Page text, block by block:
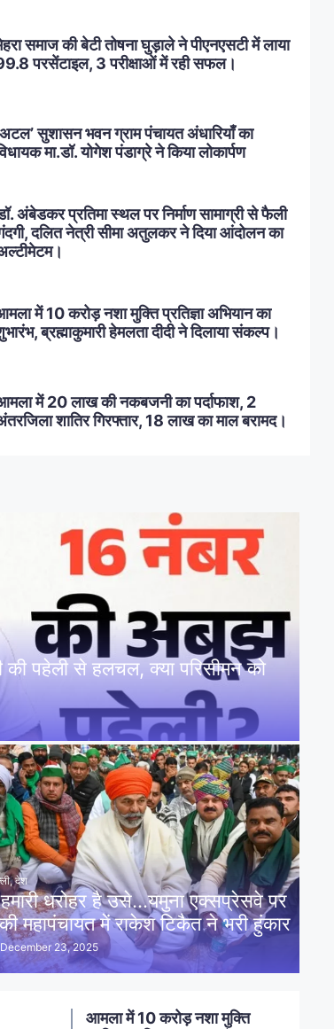
समाज की बेटी तोषना घुड़ाले ने पीएनएसटी में लाया
परसेंटाइल, 3 परीक्षाओं में रही सफल।
सुशासन भवन ग्राम पंचायत अंधारियाँ का
मा.डॉ. योगेश पंडाग्रे ने किया लोकार्पण
अंबेडकर प्रतिमा स्थल पर निर्माण सामाग्री से फैली
दलित नेत्री सीमा अतुलकर ने दिया आंदोलन का
में 10 करोड़ नशा मुक्ति प्रतिज्ञा अभियान का
ब्रह्माकुमारी हेमलता दीदी ने दिलाया संकल्प।
में 20 लाख की नकबजनी का पर्दाफाश, 2
शातिर गिरफ्तार, 18 लाख का माल बरामद।
की पहेली से हलचल, क्या परिसीमन को
, देश
धरोहर है उसे…यमुना एक्सप्रेसवे पर
महापंचायत में राकेश टिकैत ने भरी हुंकार
December 23, 2025